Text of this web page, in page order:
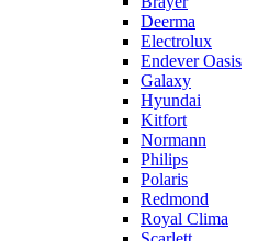
Deerma
Electrolux
Endever Oasis
Galaxy
Hyundai
Kitfort
Normann
Philips
Polaris
Redmond
Royal Clima